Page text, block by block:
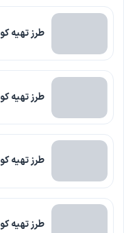
طرز تهیه
طرز تهیه
طرز تهیه
طرز تهیه